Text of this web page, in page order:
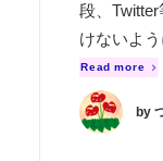
段、
けないよう
Read more
by